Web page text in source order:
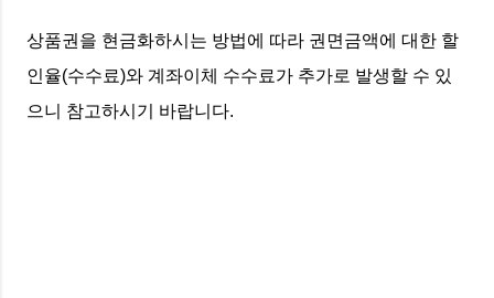
상품권을 현금화하시는 방법에 따라 권면금액에 대한 할
인율(수수료)와 계좌이체 수수료가 추가로 발생할 수 있
으니 참고하시기 바랍니다.